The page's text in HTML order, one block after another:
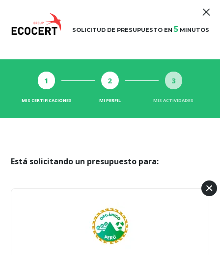
SOLICITUD DE PRESUPUESTO EN5MINUTOS
1
MIS CERTIFICACIONES
2
MI PERFIL
3
MIS ACTIVIDADES
Está solicitando un presupuesto para: